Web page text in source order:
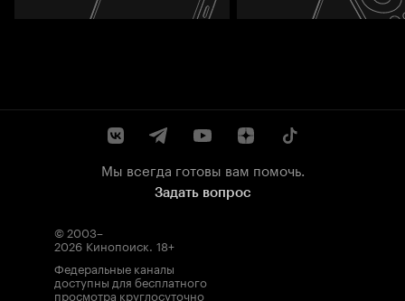
Мы всегда готовы вам помочь.
Задать вопрос
© 2003–
2026 Кинопоиск. 18+
Федеральные каналы
доступны для бесплатного
просмотра круглосуточно